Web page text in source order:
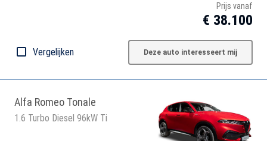
Prijs vanaf
€ 38.100
Vergelijken Deze auto interesseert mij
Alfa Romeo Tonale
1.6 Turbo Diesel 96kW Ti